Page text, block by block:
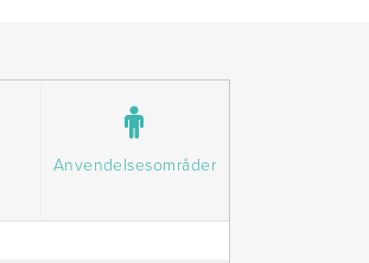
Anvendelsesområder